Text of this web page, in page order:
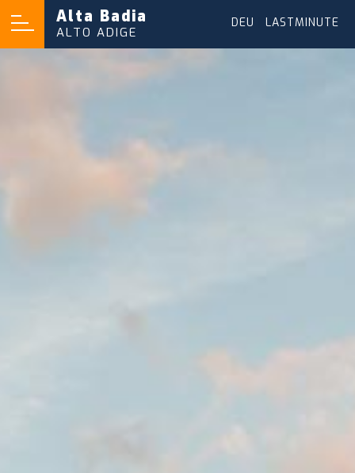
Alta Badia
ALTO ADIGE
DEU LASTMINUTE